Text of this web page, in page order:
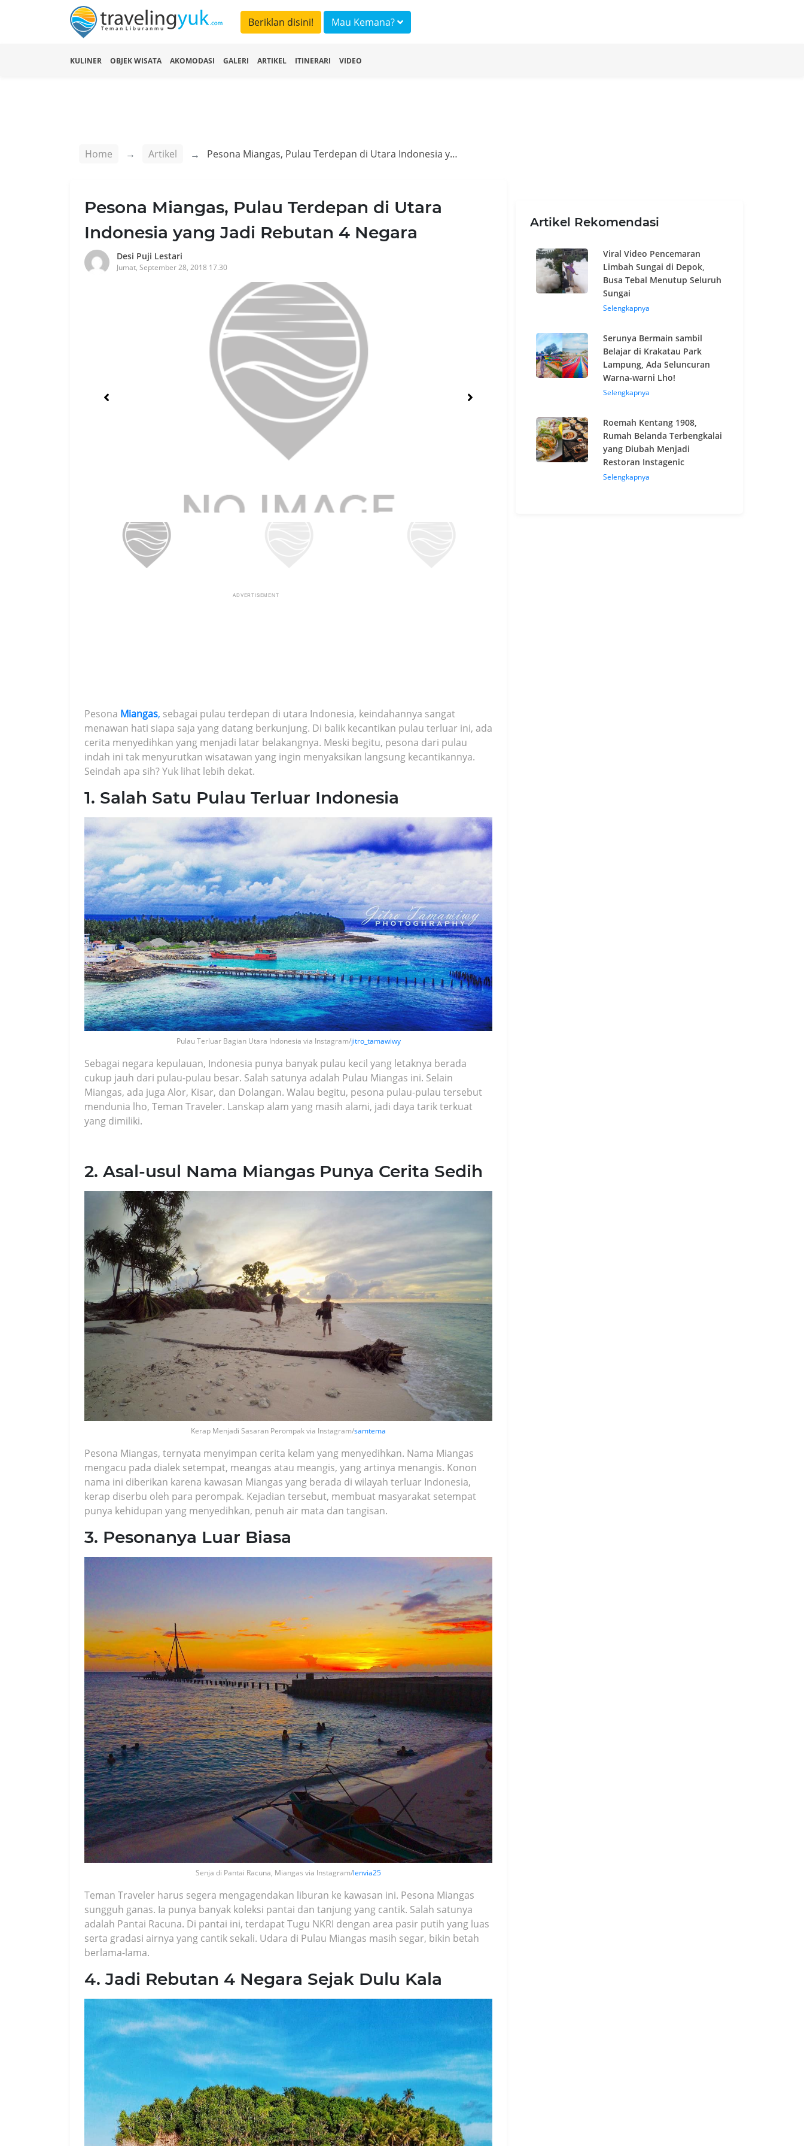
Beriklan disini! Mau Kemana?
KULINER OBJEK WISATA AKOMODASI GALERI ARTIKEL ITINERARI VIDEO
Home Artikel Pesona Miangas, Pulau Terdepan di Utara Indonesia yang Jadi Rebutan 4 Negara
Pesona Miangas, Pulau Terdepan di Utara
Indonesia yang Jadi Rebutan 4 Negara
Desi Puji Lestari
Jumat, September 28, 2018 17.30
ADVERTISEMENT
Pesona Miangas, sebagai pulau terdepan di utara Indonesia, keindahannya sangat
menawan hati siapa saja yang datang berkunjung. Di balik kecantikan pulau terluar ini, ada
cerita menyedihkan yang menjadi latar belakangnya. Meski begitu, pesona dari pulau
indah ini tak menyurutkan wisatawan yang ingin menyaksikan langsung kecantikannya.
Seindah apa sih? Yuk lihat lebih dekat.
1. Salah Satu Pulau Terluar Indonesia
Pulau Terluar Bagian Utara Indonesia via Instagram/jitro_tamawiwy
Sebagai negara kepulauan, Indonesia punya banyak pulau kecil yang letaknya berada
cukup jauh dari pulau-pulau besar. Salah satunya adalah Pulau Miangas ini. Selain
Miangas, ada juga Alor, Kisar, dan Dolangan. Walau begitu, pesona pulau-pulau tersebut
mendunia lho, Teman Traveler. Lanskap alam yang masih alami, jadi daya tarik terkuat
yang dimiliki.
2. Asal-usul Nama Miangas Punya Cerita Sedih
Kerap Menjadi Sasaran Perompak via Instagram/samtema
Pesona Miangas, ternyata menyimpan cerita kelam yang menyedihkan. Nama Miangas
mengacu pada dialek setempat, meangas atau meangis, yang artinya menangis. Konon
nama ini diberikan karena kawasan Miangas yang berada di wilayah terluar Indonesia,
kerap diserbu oleh para perompak. Kejadian tersebut, membuat masyarakat setempat
punya kehidupan yang menyedihkan, penuh air mata dan tangisan.
3. Pesonanya Luar Biasa
Senja di Pantai Racuna, Miangas via Instagram/lenvia25
Teman Traveler harus segera mengagendakan liburan ke kawasan ini. Pesona Miangas
sungguh ganas. Ia punya banyak koleksi pantai dan tanjung yang cantik. Salah satunya
adalah Pantai Racuna. Di pantai ini, terdapat Tugu NKRI dengan area pasir putih yang luas
serta gradasi airnya yang cantik sekali. Udara di Pulau Miangas masih segar, bikin betah
berlama-lama.
4. Jadi Rebutan 4 Negara Sejak Dulu Kala
Artikel Rekomendasi
Viral Video Pencemaran
Limbah Sungai di Depok,
Busa Tebal Menutup Seluruh
Sungai
Selengkapnya
Serunya Bermain sambil
Belajar di Krakatau Park
Lampung, Ada Seluncuran
Warna-warni Lho!
Selengkapnya
Roemah Kentang 1908,
Rumah Belanda Terbengkalai
yang Diubah Menjadi
Restoran Instagenic
Selengkapnya